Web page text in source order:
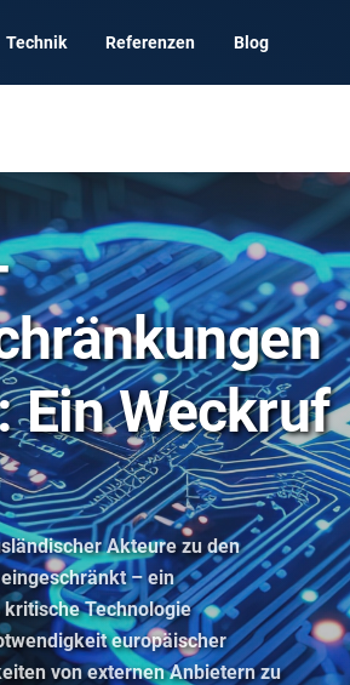
Technik Referenzen Blog
Ein Weckruf
Akteure zu den
– ein
Technologie
europäischer
von externen Anbietern zu